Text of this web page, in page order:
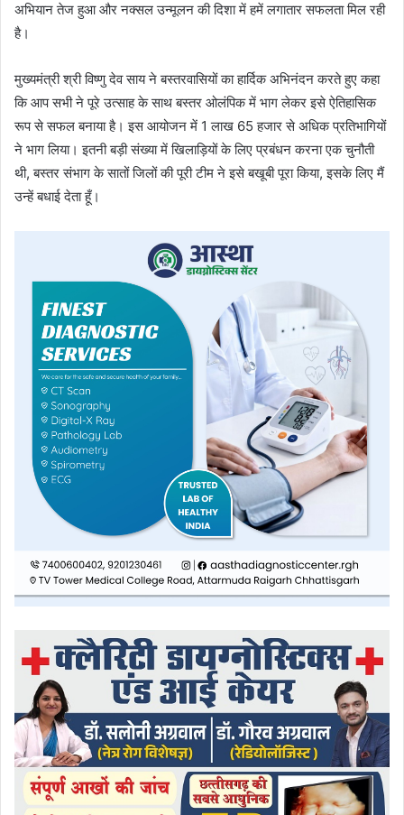
अभियान तेज हुआ और नक्सल उन्मूलन की दिशा में हमें लगातार सफलता मिल रही
है।
मुख्यमंत्री श्री विष्णु देव साय ने बस्तरवासियों का हार्दिक अभिनंदन करते हुए कहा
कि आप सभी ने पूरे उत्साह के साथ बस्तर ओलंपिक में भाग लेकर इसे ऐतिहासिक
रूप से सफल बनाया है। इस आयोजन में 1 लाख 65 हजार से अधिक प्रतिभागियों
ने भाग लिया। इतनी बड़ी संख्या में खिलाड़ियों के लिए प्रबंधन करना एक चुनौती
थी, बस्तर संभाग के सातों जिलों की पूरी टीम ने इसे बखूबी पूरा किया, इसके लिए मैं
उन्हें बधाई देता हूँ।